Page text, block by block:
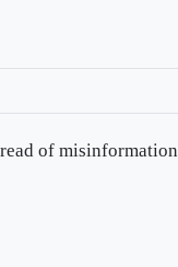
of misinformation